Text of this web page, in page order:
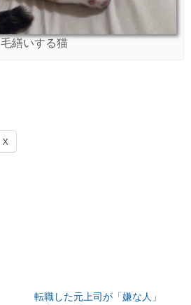
毛繕いする猫
X
転職した元上司が「嫌な人」